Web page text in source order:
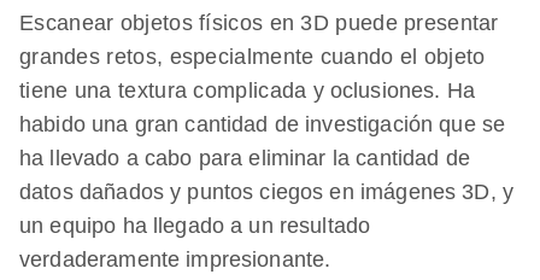
Escanear objetos físicos en 3D puede presentar
grandes retos, especialmente cuando el objeto
tiene una textura complicada y oclusiones. Ha
habido una gran cantidad de investigación que se
ha llevado a cabo para eliminar la cantidad de
datos dañados y puntos ciegos en imágenes 3D, y
un equipo ha llegado a un resultado
verdaderamente impresionante.